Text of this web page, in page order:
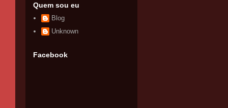
Quem sou eu
Blog
Unknown
Facebook